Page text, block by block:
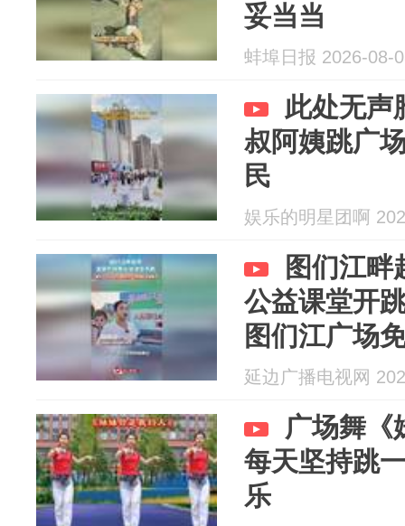
妥当当
蚌埠日报 2026-08-
此处无声
叔阿姨跳广
民
娱乐的明星团啊
图们江畔
公益课堂开
图们江广场
延边广播电视网
广场舞《
每天坚持跳
乐